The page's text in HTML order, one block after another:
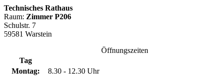
Technisches Rathaus
Raum: Zimmer P206
Schulstr. 7
59581 Warstein
Öffnungszeiten
Tag
Montag:
8.30 - 12.30 Uhr